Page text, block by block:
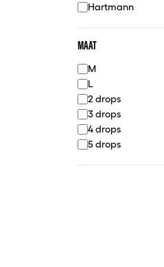
Hartmann
MAAT
M
L
2 drops
3 drops
4 drops
5 drops